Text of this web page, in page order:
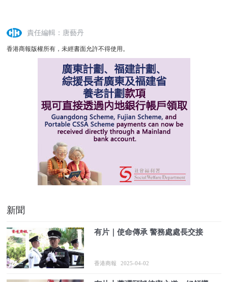
責任編輯：唐藝丹
香港商報版權所有，未經書面允許不得使用。
新聞
有片｜使命傳承 警務處處長交接
香港商報 2025-04-02